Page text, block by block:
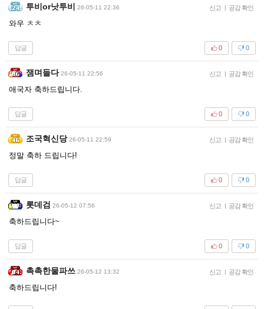
투비or낫투비 26-05-11 22:36 신고 | 공감 확인
와우 ㅊㅊ
답글 0
0
잼며들다 26-05-11 22:56 신고 | 공감 확인
애국자 축하드립니다.
답글 0
0
조국혁신당 26-05-11 22:59 신고 | 공감 확인
정말 축하 드립니다!
답글 0
0
롯데검 26-05-12 07:56 신고 | 공감 확인
축하드립니다~
답글 0
0
촉촉한물파쓰 26-05-12 13:32 신고 | 공감 확인
축하드립니다!